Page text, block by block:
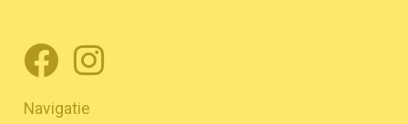
Navigatie